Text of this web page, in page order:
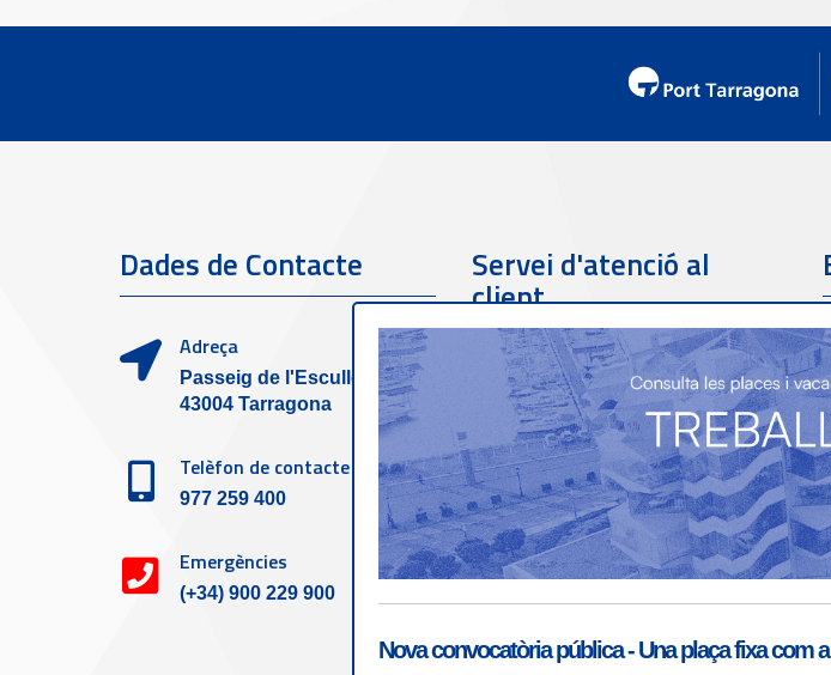
Dades de Contacte
Adreça
Passeig de l'Escullera s/n,
43004 Tarragona
Telèfon de contacte
977 259 400
Emergències
(+34) 900 229 900
Servei d'atenció al
client
Telèfon de contacte
977 259 462
Email de contacte
sac@porttarragona.cat
Informació SAC
Accès a SAC ( Servei
Nova convocatòria pública - Una plaça fixa com